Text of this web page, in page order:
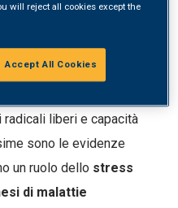
liberi e capacità
sono le evidenze
un ruolo dello stress
di malattie
will reject all cookies except the
Accept All Cookies